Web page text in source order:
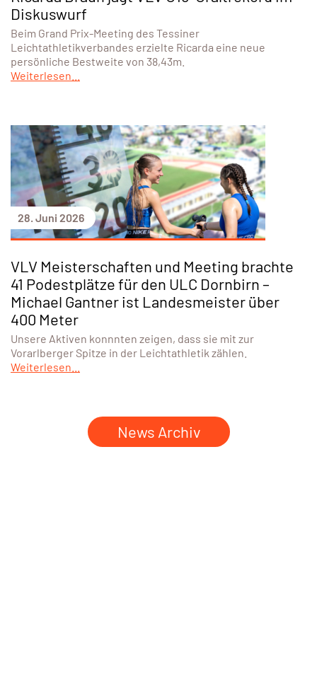
Diskuswurf
Beim Grand Prix-Meeting des Tessiner
Leichtathletikverbandes erzielte Ricarda eine neue
persönliche Bestweite von 38,43m.
Weiterlesen...
28. Juni 2026
VLV Meisterschaften und Meeting brachte
41 Podestplätze für den ULC Dornbirn –
Michael Gantner ist Landesmeister über
400 Meter
Unsere Aktiven konnnten zeigen, dass sie mit zur
Vorarlberger Spitze in der Leichtathletik zählen.
Weiterlesen...
News Archiv